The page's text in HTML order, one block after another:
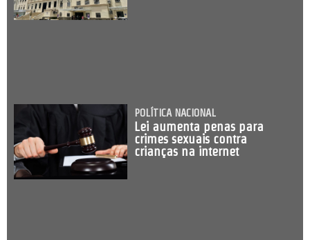
POLÍTICA NACIONAL
Lei aumenta penas para
crimes sexuais contra
crianças na internet